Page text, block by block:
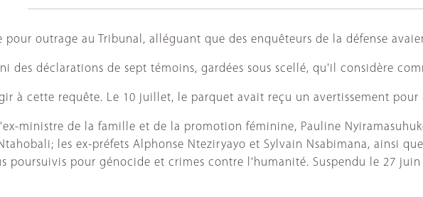
outrage au Tribunal, alléguant que des enquêteurs de la défense
des déclarations de sept témoins, gardées sous scellé, qu'il considère
à cette requête. Le 10 juillet, le parquet avait reçu un avertissement
ministre de la famille et de la promotion féminine, Pauline
les ex-préfets Alphonse Nteziryayo et Sylvain Nsabimana, ainsi
poursuivis pour génocide et crimes contre l'humanité. Suspendu le 27